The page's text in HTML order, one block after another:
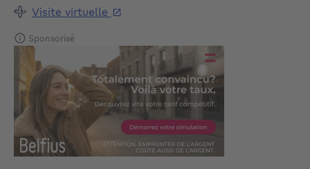
Visite virtuelle
Sponsorisé